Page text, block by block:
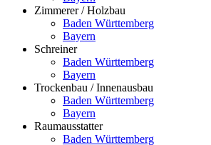
Zimmerer / Holzbau
Baden Württemberg
Bayern
Schreiner
Baden Württemberg
Bayern
Trockenbau / Innenausbau
Baden Württemberg
Bayern
Raumausstatter
Baden Württemberg